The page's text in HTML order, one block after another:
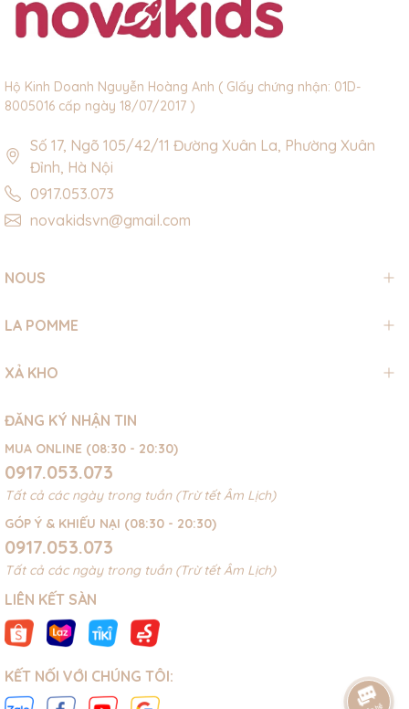
Hộ Kinh Doanh Nguyễn Hoàng Anh ( GIấy chứng nhận: 01D-
8005016 cấp ngày 18/07/2017 )
Số 17, Ngõ 105/42/11 Đường Xuân La, Phường Xuân
Đỉnh, Hà Nội
0917.053.073
novakidsvn@gmail.com
NOUS
LA POMME
XẢ KHO
ĐĂNG KÝ NHẬN TIN
MUA ONLINE (08:30 - 20:30)
0917.053.073
Tất cả các ngày trong tuần (Trừ tết Âm Lịch)
GÓP Ý & KHIẾU NẠI (08:30 - 20:30)
0917.053.073
Tất cả các ngày trong tuần (Trừ tết Âm Lịch)
LIÊN KẾT SÀN
KẾT NỐI VỚI CHÚNG TÔI: